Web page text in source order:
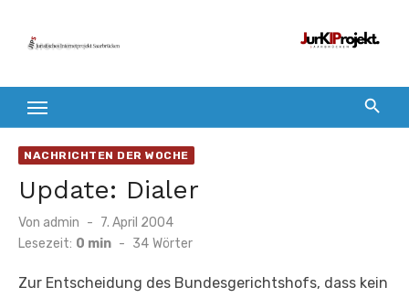
Inhalt
NACHRICHTEN DER WOCHE
Update: Dialer
Von admin
Veröffentlicht
am
7. April 2004
Lesezeit: 0 min - 34 Wörter
Zur Entscheidung des Bundesgerichtshofs, dass kein